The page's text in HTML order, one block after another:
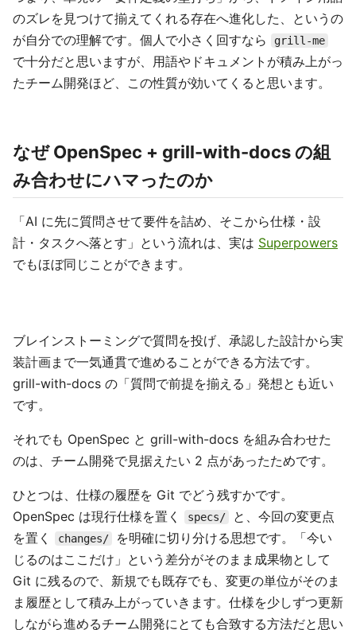
のズレを見つけて揃えてくれる存在へ進化した、というの
が自分での理解です。個人で小さく回すなら
grill-me
で十分だと思いますが、用語やドキュメントが積み上がっ
たチーム開発ほど、この性質が効いてくると思います。
なぜ OpenSpec + grill-with-docs の組
み合わせにハマったのか
「AI に先に質問させて要件を詰め、そこから仕様・設
計・タスクへ落とす」という流れは、実は Superpowers
でもほぼ同じことができます。
ブレインストーミングで質問を投げ、承認した設計から実
装計画まで一気通貫で進めることができる方法です。
grill-with-docs の「質問で前提を揃える」発想とも近い
です。
それでも OpenSpec と grill-with-docs を組み合わせた
のは、チーム開発で見据えたい 2 点があったためです。
ひとつは、仕様の履歴を Git でどう残すかです。
OpenSpec は現行仕様を置く
specs/
と、今回の変更点
を置く
changes/
を明確に切り分ける思想です。「今い
じるのはここだけ」という差分がそのまま成果物として
Git に残るので、新規でも既存でも、変更の単位がそのま
ま履歴として積み上がっていきます。仕様を少しずつ更新
しながら進めるチーム開発にとても合致する方法だと思い